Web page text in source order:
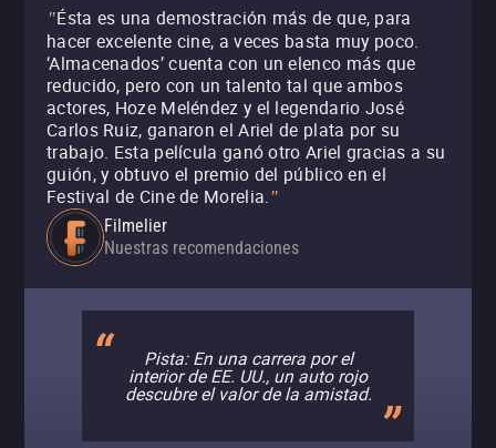
"Ésta es una demostración más de que, para
hacer excelente cine, a veces basta muy poco.
‘Almacenados’ cuenta con un elenco más que
reducido, pero con un talento tal que ambos
actores, Hoze Meléndez y el legendario José
Carlos Ruiz, ganaron el Ariel de plata por su
trabajo. Esta película ganó otro Ariel gracias a su
guión, y obtuvo el premio del público en el
Festival de Cine de Morelia."
Filmelier
Nuestras recomendaciones
Pista: En una carrera por el
interior de EE. UU., un auto rojo
descubre el valor de la amistad.